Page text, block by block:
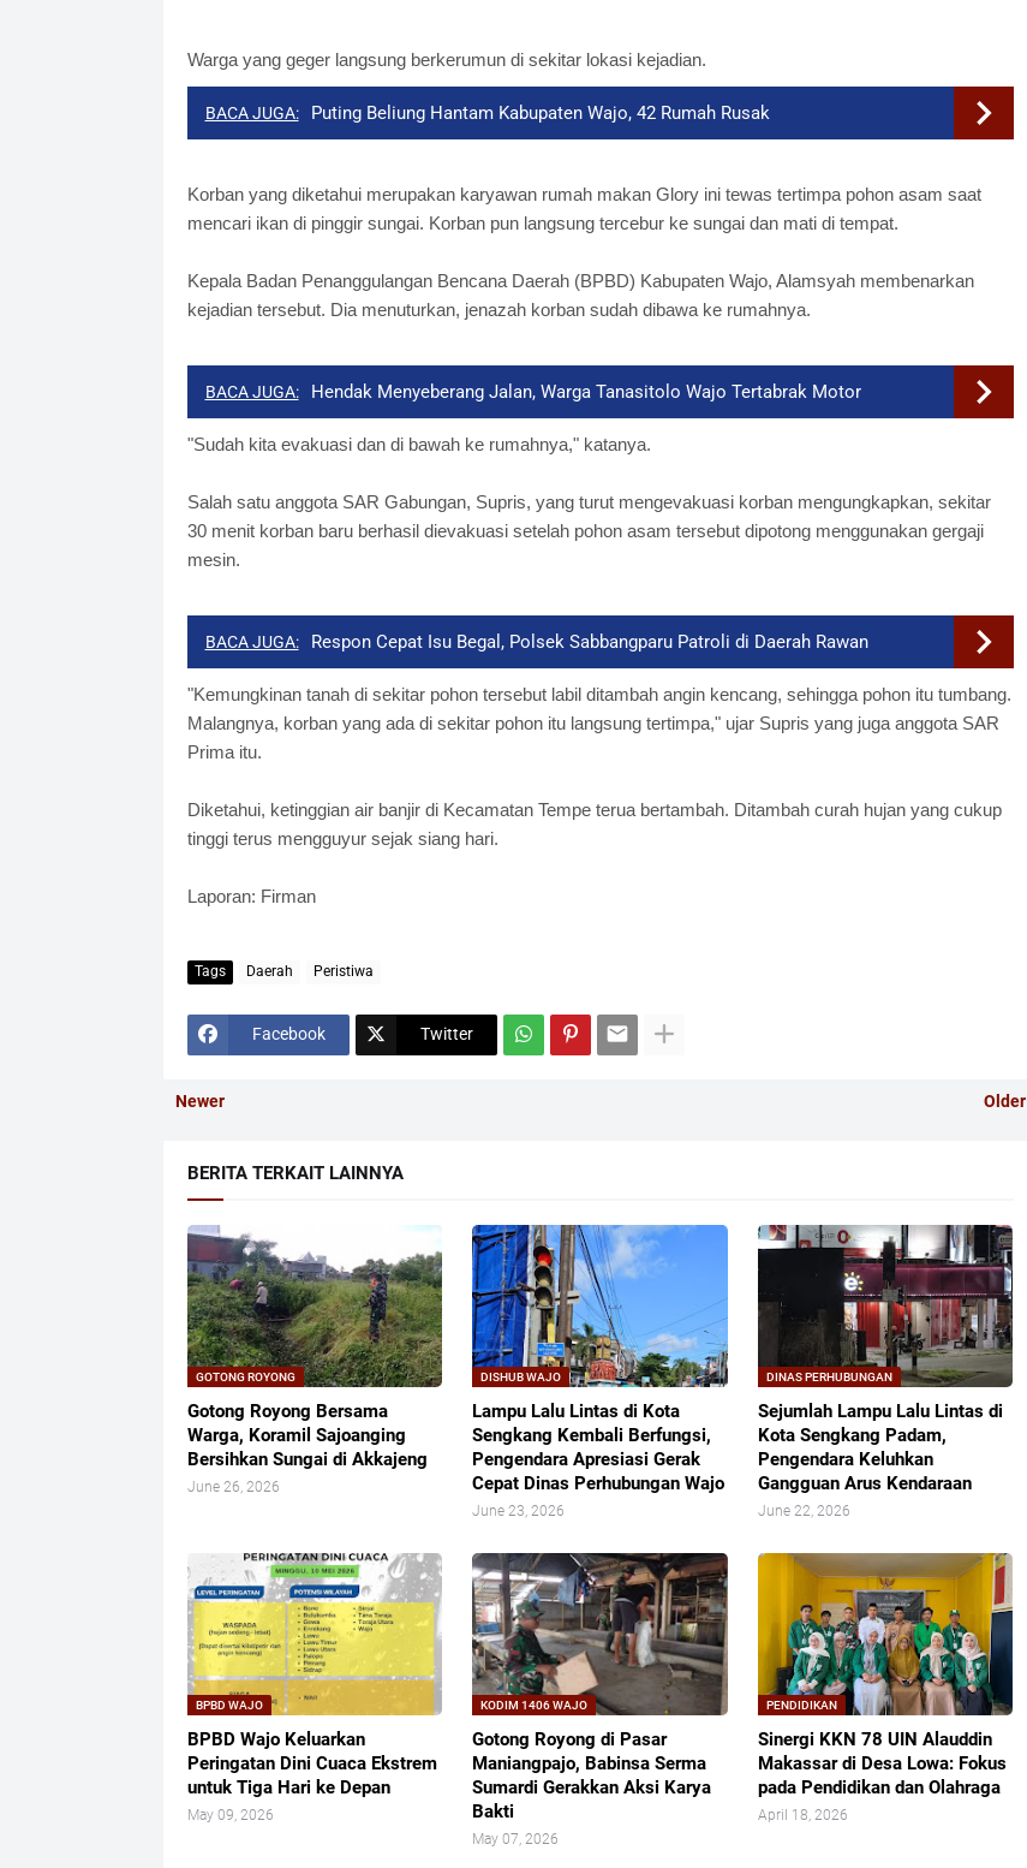
Warga yang geger langsung berkerumun di sekitar lokasi kejadian.
BACA JUGA: Puting Beliung Hantam Kabupaten Wajo, 42 Rumah Rusak
Korban yang diketahui merupakan karyawan rumah makan Glory ini tewas tertimpa pohon asam saat
mencari ikan di pinggir sungai. Korban pun langsung tercebur ke sungai dan mati di tempat.
Kepala Badan Penanggulangan Bencana Daerah (BPBD) Kabupaten Wajo, Alamsyah membenarkan
kejadian tersebut. Dia menuturkan, jenazah korban sudah dibawa ke rumahnya.
BACA JUGA: Hendak Menyeberang Jalan, Warga Tanasitolo Wajo Tertabrak Motor
"Sudah kita evakuasi dan di bawah ke rumahnya," katanya.
Salah satu anggota SAR Gabungan, Supris, yang turut mengevakuasi korban mengungkapkan, sekitar
30 menit korban baru berhasil dievakuasi setelah pohon asam tersebut dipotong menggunakan gergaji
mesin.
BACA JUGA: Respon Cepat Isu Begal, Polsek Sabbangparu Patroli di Daerah Rawan
"Kemungkinan tanah di sekitar pohon tersebut labil ditambah angin kencang, sehingga pohon itu tumbang.
Malangnya, korban yang ada di sekitar pohon itu langsung tertimpa," ujar Supris yang juga anggota SAR
Prima itu.
Diketahui, ketinggian air banjir di Kecamatan Tempe terua bertambah. Ditambah curah hujan yang cukup
tinggi terus mengguyur sejak siang hari.
Laporan: Firman
Tags Daerah Peristiwa
Facebook Twitter
Newer Older
BERITA TERKAIT LAINNYA
GOTONG ROYONG
Gotong Royong Bersama
Warga, Koramil Sajoanging
Bersihkan Sungai di Akkajeng
June 26, 2026
DISHUB WAJO
Lampu Lalu Lintas di Kota
Sengkang Kembali Berfungsi,
Pengendara Apresiasi Gerak
Cepat Dinas Perhubungan Wajo
June 23, 2026
DINAS PERHUBUNGAN
Sejumlah Lampu Lalu Lintas di
Kota Sengkang Padam,
Pengendara Keluhkan
Gangguan Arus Kendaraan
June 22, 2026
BPBD WAJO
BPBD Wajo Keluarkan
Peringatan Dini Cuaca Ekstrem
untuk Tiga Hari ke Depan
May 09, 2026
KODIM 1406 WAJO
Gotong Royong di Pasar
Maniangpajo, Babinsa Serma
Sumardi Gerakkan Aksi Karya
Bakti
May 07, 2026
PENDIDIKAN
Sinergi KKN 78 UIN Alauddin
Makassar di Desa Lowa: Fokus
pada Pendidikan dan Olahraga
April 18, 2026